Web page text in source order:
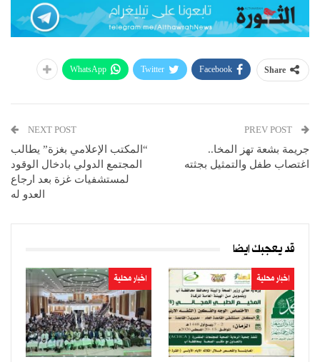
Share
Facebook
Twitter
WhatsApp
جريمة بشعة تهز المخا..
اغتصاب طفل والتمثيل بجثته
NEXT POST
“المكتب الإعلامي بغزة” يطالب
المجتمع الدولي بادخال الوقود
لمستشفيات غزة بعد ارجاع
العدو له
قد يعجبك ايضا
اخبار محلية اخبار محلية